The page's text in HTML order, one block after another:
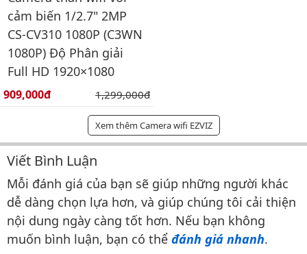
cảm biến 1/2.7" 2MP
CS-CV310 1080P (C3WN
1080P) Độ Phân giải
Full HD 1920×1080
Giá bán:
909,000đ Giá gốc:
1,299,000đ
Xem thêm Camera wifi EZVIZ
Bình luận & Đánh giá
Viết Bình Luận
Mỗi đánh giá của bạn sẽ giúp những người khác
dễ dàng chọn lựa hơn, và giúp chúng tôi cải thiện
nội dung ngày càng tốt hơn. Nếu bạn không
muốn bình luận, bạn có thể đánh giá nhanh.